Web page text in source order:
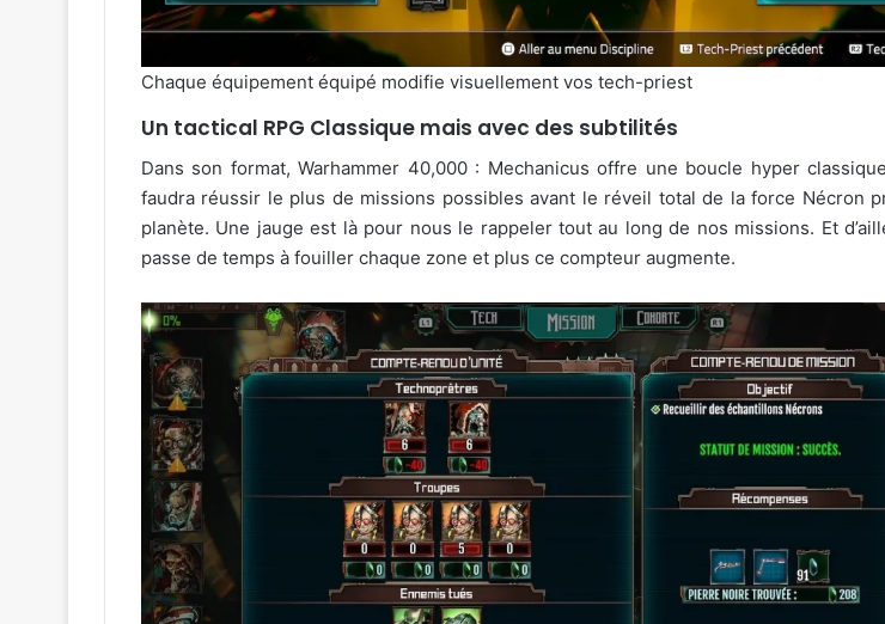
Chaque équipement équipé modifie visuellement vos tech-priest
Un tactical RPG Classique mais avec des subtilités
Dans son format, Warhammer 40,000 : Mechanicus offre une boucle hyper
faudra réussir le plus de missions possibles avant le réveil total de la force Nécron
planète. Une jauge est là pour nous le rappeler tout au long de nos missions. Et
passe de temps à fouiller chaque zone et plus ce compteur augmente.